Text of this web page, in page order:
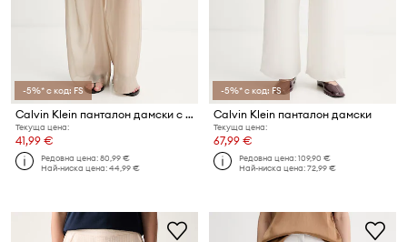
-5%* с код: FS
Calvin Klein панталон дамски с вискоза
Текуща цена:
41,99 €
Редовна цена:80,99 €
Най-ниска цена:44,99 €
-5%* с код: FS
Calvin Klein панталон дамски
Текуща цена:
67,99 €
Редовна цена:109,90 €
Най-ниска цена:72,99 €